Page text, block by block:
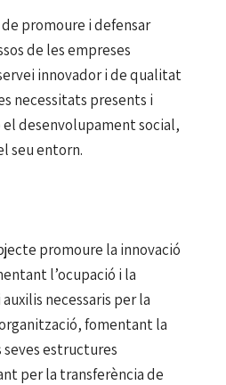
de promoure i defensar
de les empreses
innovador i de qualitat
necessitats presents i
desenvolupament social,
seu entorn.
promoure la innovació
l’ocupació i la
necessaris per la
fomentant la
estructures
per la transferència de